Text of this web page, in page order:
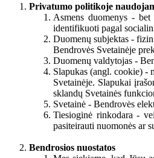
Privatumo politikoje
Asmens duomenys -
identifikuoti pagal
Duomenų subjektas -
Bendrovės Svetainėje
Duomenų valdytojas -
Slapukas (angl. cookie) -
Svetainėje. Slapukai
sklandų Svetainės
Svetainė - Bendrovės
Tiesioginė rinkodara -
pasiteirauti nuomonės ar
Bendrosios nuostatos